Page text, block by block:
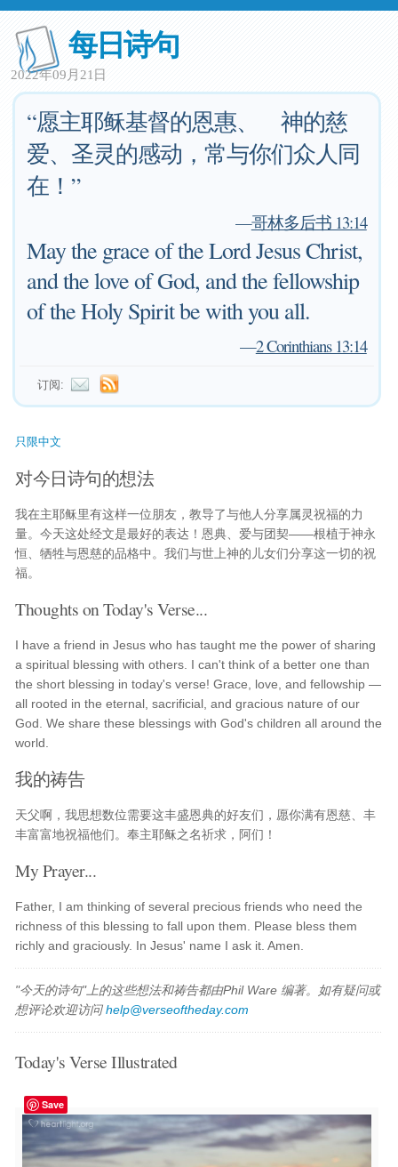
每日诗句
2022年09月21日
“愿主耶稣基督的恩惠、 神的慈
爱、圣灵的感动，常与你们众人同
在！”
—哥林多后书 13:14
May the grace of the Lord Jesus Christ,
and the love of God, and the fellowship
of the Holy Spirit be with you all.
—2 Corinthians 13:14
订阅:
只限中文
对今日诗句的想法
我在主耶稣里有这样一位朋友，教导了与他人分享属灵祝福的力
量。今天这处经文是最好的表达！恩典、爱与团契——根植于神永
恒、牺牲与恩慈的品格中。我们与世上神的儿女们分享这一切的祝
福。
Thoughts on Today's Verse...
I have a friend in Jesus who has taught me the power of sharing
a spiritual blessing with others. I can't think of a better one than
the short blessing in today's verse! Grace, love, and fellowship —
all rooted in the eternal, sacrificial, and gracious nature of our
God. We share these blessings with God's children all around the
world.
我的祷告
天父啊，我思想数位需要这丰盛恩典的好友们，愿你满有恩慈、丰
丰富富地祝福他们。奉主耶稣之名祈求，阿们！
My Prayer...
Father, I am thinking of several precious friends who need the
richness of this blessing to fall upon them. Please bless them
richly and graciously. In Jesus' name I ask it. Amen.
"今天的诗句"上的这些想法和祷告都由Phil Ware 编著。如有疑问或
想评论欢迎访问help@verseoftheday.com
Today's Verse Illustrated
Save